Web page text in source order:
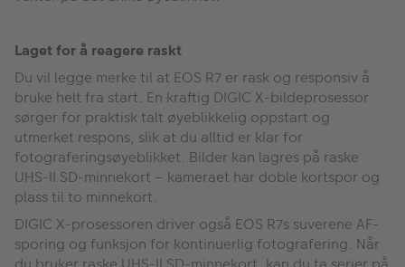
Laget for å reagere raskt
Du vil legge merke til at EOS R7 er rask og responsiv å
bruke helt fra start. En kraftig DIGIC X-bildeprosessor
sørger for praktisk talt øyeblikkelig oppstart og
utmerket respons, slik at du alltid er klar for
fotograferingsøyeblikket. Bilder kan lagres på raske
UHS-II SD-minnekort – kameraet har doble kortspor og
plass til to minnekort.
DIGIC X-prosessoren driver også EOS R7s suverene AF-
sporing og funksjon for kontinuerlig fotografering. Når